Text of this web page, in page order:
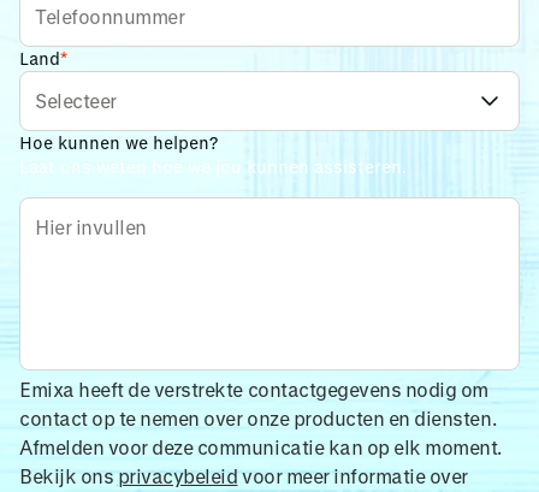
Land*
Hoe kunnen we helpen?
Laat ons weten hoe we jou kunnen assisteren.
Emixa heeft de verstrekte contactgegevens nodig om
contact op te nemen over onze producten en diensten.
Afmelden voor deze communicatie kan op elk moment.
Bekijk onsprivacybeleidvoor meer informatie over